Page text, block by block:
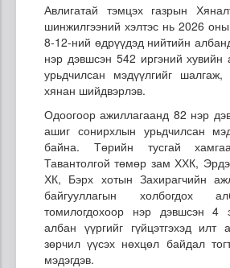
Авлигатай тэмцэх газрын
шинжилгээний хэлтэс нь 2026
8-12-ний өдрүүдэд нийтийн
нэр дэвшсэн 542 иргэний хувийн
урьдчилсан мэдүүлгийг шалгаж,
хянан шийдвэрлэв.
Одоогоор ажиллагаанд 82 нэр
ашиг сонирхлын урьдчилсан
байна. Төрийн тусгай
Тавантолгой төмөр зам ХХК,
ХК, Бэрх хотын Захирагчийн
байгууллагын холбогдох
томилогдохоор нэр дэвшсэн 4
албан үүргийг гүйцэтгэхэд илт
зөрчил үүсэх нөхцөл байдал
мэдэгдэв.